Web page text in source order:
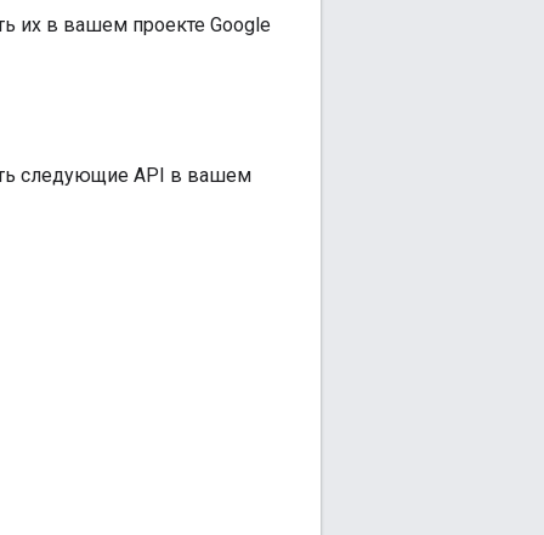
их в вашем проекте Google
следующие API в вашем